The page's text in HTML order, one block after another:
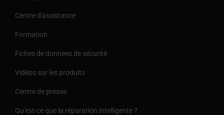
Centre d'assistance
Formation
Fiches de données de sécurité
Vidéos sur les produits
Centre de presse
Qu'est-ce que la réparation intelligente ?